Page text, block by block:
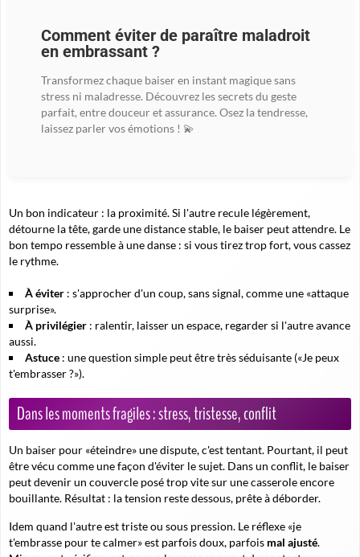
Comment éviter de paraître maladroit
en embrassant ?
Transformez chaque baiser en instant magique sans
stress ni maladresse. Découvrez les secrets du geste
parfait, entre douceur et assurance. Osez la tendresse,
laissez parler vos émotions ! 💫
Un bon indicateur : la proximité. Si l'autre recule légèrement,
détourne la tête, garde une distance stable, le baiser peut attendre. Le
bon tempo ressemble à une danse : si vous tirez trop fort, vous cassez
le rythme.
À éviter : s'approcher d'un coup, sans signal, comme une «attaque
surprise».
À privilégier : ralentir, laisser un espace, regarder si l'autre avance
aussi.
Astuce : une question simple peut être très séduisante («Je peux
t'embrasser ?»).
Dans les moments fragiles : stress, tristesse, conflit
Un baiser pour «éteindre» une dispute, c'est tentant. Pourtant, il peut
être vécu comme une façon d'éviter le sujet. Dans un conflit, le baiser
peut devenir un couvercle posé trop vite sur une casserole encore
bouillante. Résultat : la tension reste dessous, prête à déborder.
Idem quand l'autre est triste ou sous pression. Le réflexe «je
t'embrasse pour te calmer» est parfois doux, parfois mal ajusté.